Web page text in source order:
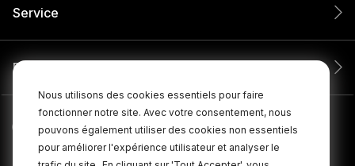
Nous utilisons des cookies essentiels pour faire
fonctionner notre site. Avec votre consentement, nous
pouvons également utiliser des cookies non essentiels
pour améliorer l'expérience utilisateur et analyser le
Service
Entreprise